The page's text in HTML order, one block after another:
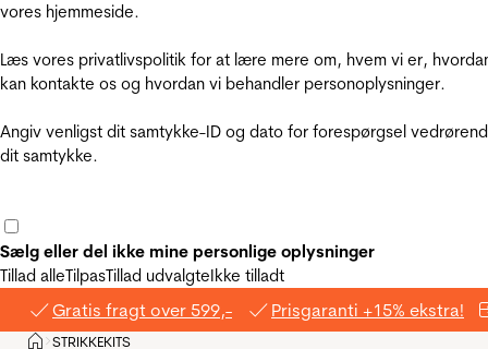
vores hjemmeside.
Læs vores privatlivspolitik for at lære mere om, hvem vi er,
kan kontakte os og hvordan vi behandler personoplysninger.
Angiv venligst dit samtykke-ID og dato for forespørgsel
dit samtykke.
Sælg eller del ikke mine personlige oplysninger
Tillad alleTilpasTillad udvalgteIkke tilladt
Gratis fragt over 599,- Prisgaranti +15% ekstra!
Hjem
>STRIKKEKITS